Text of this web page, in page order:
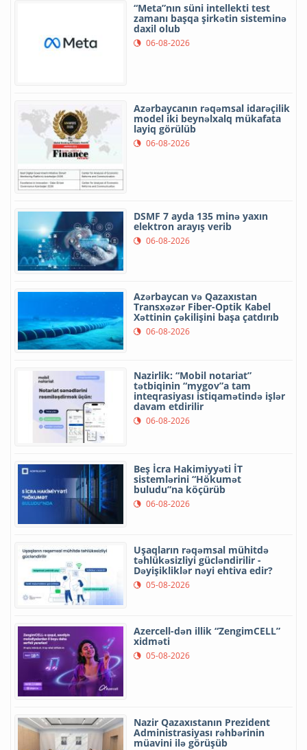
“Meta”nın süni intellekti test
zamanı başqa şirkətin sisteminə
daxil olub
06-08-2026
Azərbaycanın rəqəmsal idarəçilik
model iki beynəlxalq mükafata
layiq görülüb
06-08-2026
DSMF 7 ayda 135 minə yaxın
elektron arayış verib
06-08-2026
Azərbaycan və Qazaxıstan
Transxəzər Fiber-Optik Kabel
Xəttinin çəkilişini başa çatdırıb
06-08-2026
Nazirlik: “Mobil notariat”
tətbiqinin “mygov”a tam
inteqrasiyası istiqamətində işlər
davam etdirilir
06-08-2026
Beş İcra Hakimiyyəti İT
sistemlərini “Hökumət
buludu”na köçürüb
06-08-2026
Uşaqların rəqəmsal mühitdə
təhlükəsizliyi gücləndirilir -
Dəyişikliklər nəyi ehtiva edir?
05-08-2026
Azercell-dən illik “ZengimCELL”
xidməti
05-08-2026
Nazir Qazaxıstanın Prezident
Administrasiyası rəhbərinin
müavini ilə görüşüb